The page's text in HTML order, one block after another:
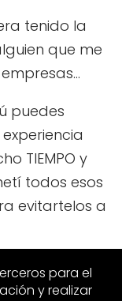
tenido la
que me
puedes
TIEMPO y
todos esos
evitartelos a
!!! para el
y realizar